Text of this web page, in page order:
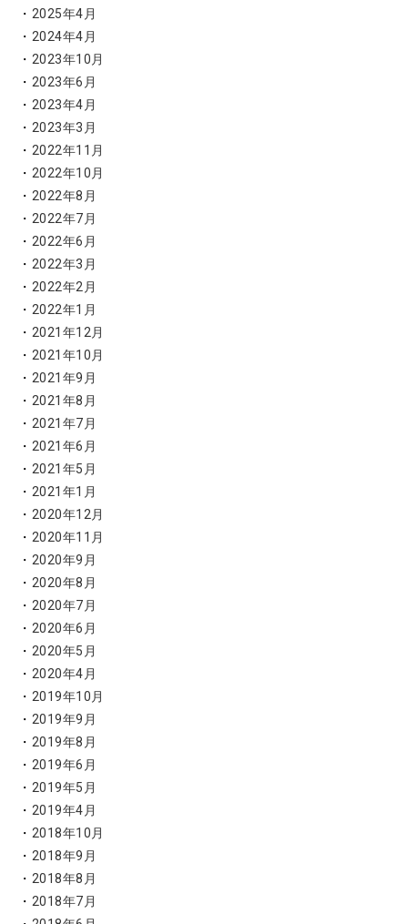
2025年4月
2024年4月
2023年10月
2023年6月
2023年4月
2023年3月
2022年11月
2022年10月
2022年8月
2022年7月
2022年6月
2022年3月
2022年2月
2022年1月
2021年12月
2021年10月
2021年9月
2021年8月
2021年7月
2021年6月
2021年5月
2021年1月
2020年12月
2020年11月
2020年9月
2020年8月
2020年7月
2020年6月
2020年5月
2020年4月
2019年10月
2019年9月
2019年8月
2019年6月
2019年5月
2019年4月
2018年10月
2018年9月
2018年8月
2018年7月